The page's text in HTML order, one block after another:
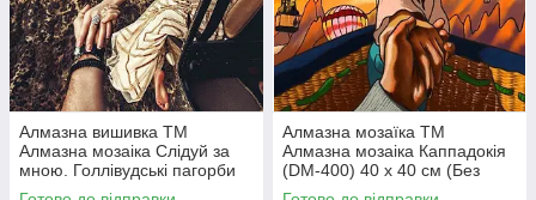
Алмазна вишивка ТМ
Алмазна мозаіка Слідуй за
мною. Голлівудські пагорби
(DM-401) 40 х 40 см (Без
Алмазна мозаїка ТМ
Алмазна мозаіка Каппадокія
(DM-400) 40 х 40 см (Без
підрамника)